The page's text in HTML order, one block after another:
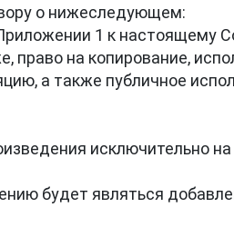
о нижеследующем:
1 к настоящему
право на копирование,
а также публичное
исключительно на
будет являться